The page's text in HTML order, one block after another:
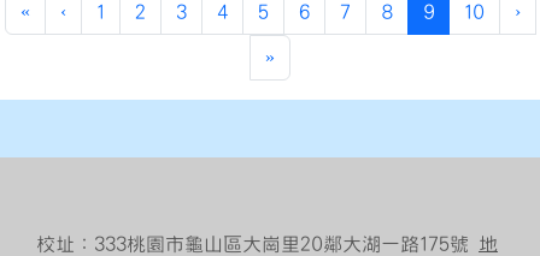
« ‹ 1 2 3 4 5 6 7 8 9(current)
10 ›
»
校址：333桃園市龜山區大崗里20鄰大湖一路175號 地